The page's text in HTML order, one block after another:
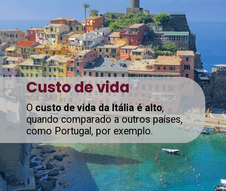
Custo de vida
O custo de vida da Itália é alto,
quando comparado a outros países,
como Portugal, por exemplo.